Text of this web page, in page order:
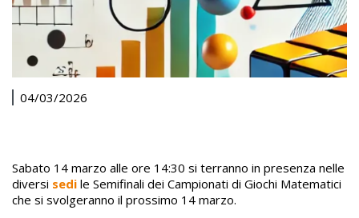
04/03/2026
Sabato 14 marzo alle ore 14:30 si terranno in presenza nelle
diversi sedi le Semifinali dei Campionati di Giochi Matematici
che si svolgeranno il prossimo 14 marzo.